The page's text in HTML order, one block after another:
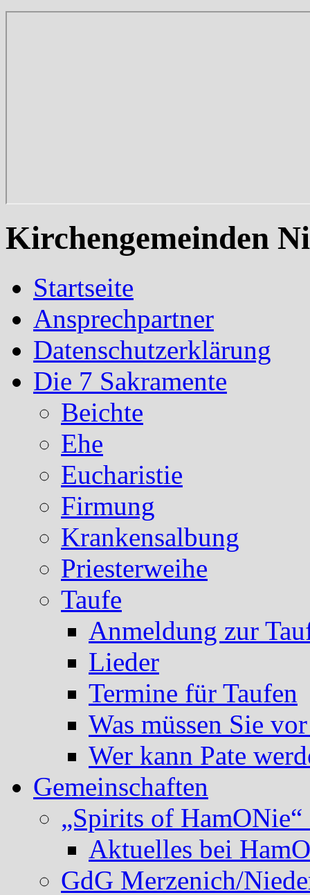
Kirchengemeinden
Startseite
Ansprechpartner
Datenschutzerklärung
Die 7 Sakramente
Beichte
Ehe
Eucharistie
Firmung
Krankensalbung
Priesterweihe
Taufe
Anmeldung zur
Lieder
Termine für Taufen
Was müssen Sie
Wer kann Pate
Gemeinschaften
„Spirits of HamONie“
Aktuelles bei
GdG Merzenich/